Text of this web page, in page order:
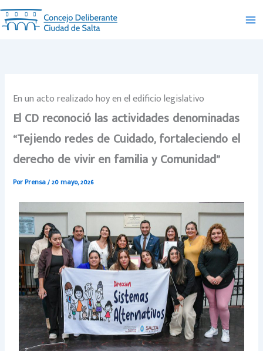
Ir
al
contenido
En un acto realizado hoy en el edificio legislativo
El CD reconoció las actividades denominadas
“Tejiendo redes de Cuidado, fortaleciendo el
derecho de vivir en familia y Comunidad”
PorPrensa/20 mayo, 2026